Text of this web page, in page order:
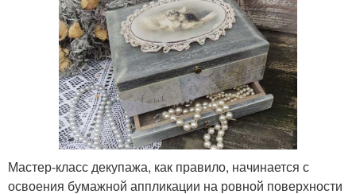
Мастер-класс декупажа, как правило, начинается с
освоения бумажной аппликации на ровной поверхности